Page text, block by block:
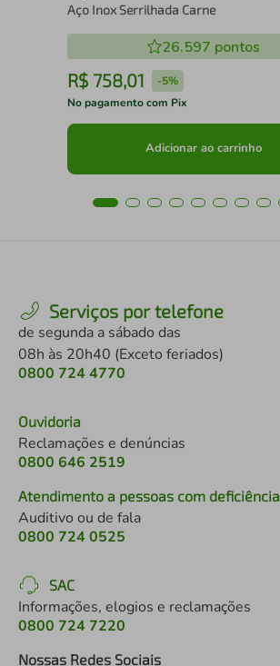
Aço Inox Serrilhada Carne
26.597 pontos
R$ 758,01 -5%
No pagamento com Pix
Adicionar ao carrinho
Serviços por telefone
de segunda a sábado das
08h às 20h40 (Exceto feriados)
0800 724 4770
Ouvidoria
Reclamações e denúncias
0800 646 2519
Atendimento a pessoas com deficiência
Auditivo ou de fala
0800 724 0525
SAC
Informações, elogios e reclamações
0800 724 7220
Nossas Redes Sociais